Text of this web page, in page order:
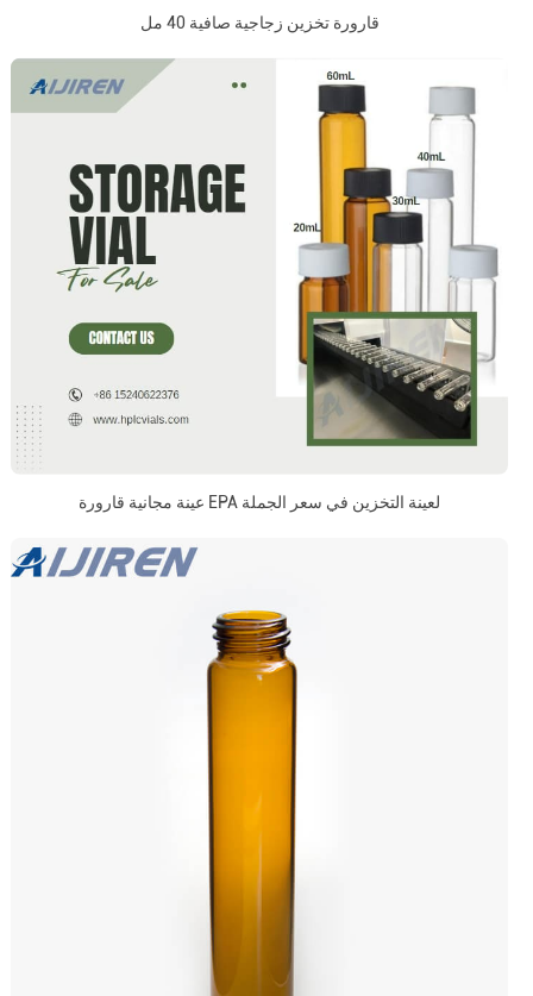
قارورة تخزين زجاجية صافية 40 مل
عينة مجانية قارورة EPA لعينة التخزين في سعر الجملة